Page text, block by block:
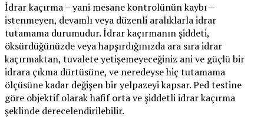
İdrar kaçırma – yani mesane kontrolünün kaybı –
istenmeyen, devamlı veya düzenli aralıklarla idrar
tutamama durumudur. İdrar kaçırmanın şiddeti,
öksürdüğünüzde veya hapşırdığınızda ara sıra idrar
kaçırmaktan, tuvalete yetişemeyeceğiniz ani ve güçlü bir
idrara çıkma dürtüsüne, ve neredeyse hiç tutamama
ölçüsüne kadar değişen bir yelpazeyi kapsar. Ped testine
göre objektif olarak hafif orta ve şiddetli idrar kaçırma
şeklinde derecelendirilebilir.